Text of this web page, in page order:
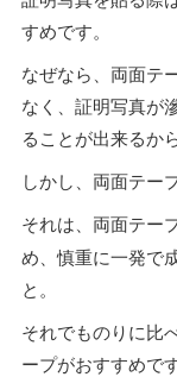
すめです。
なぜなら、両面テ
なく、証明写真が
ることが出来るか
しかし、両面テー
それは、両面テー
め、慎重に一発で
と。
それでものりに比
ープがおすすめです